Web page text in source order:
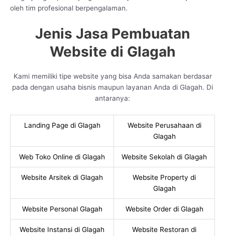
oleh tim profesional berpengalaman.
Jenis Jasa Pembuatan
Website di Glagah
Kami memiliki tipe website yang bisa Anda samakan berdasar
pada dengan usaha bisnis maupun layanan Anda di Glagah. Di
antaranya:
Landing Page di Glagah
Website Perusahaan di
Glagah
Web Toko Online di Glagah Website Sekolah di Glagah
Website Arsitek di Glagah
Website Property di
Glagah
Website Personal Glagah Website Order di Glagah
Website Instansi di Glagah
Website Restoran di